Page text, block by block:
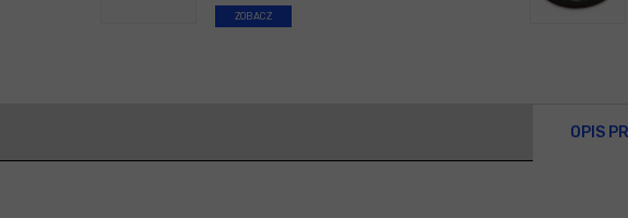
ZOBACZ
OPIS